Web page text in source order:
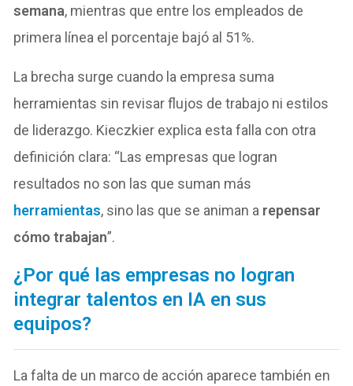
semana, mientras que entre los empleados de
primera línea el porcentaje bajó al 51%.
La brecha surge cuando la empresa suma
herramientas sin revisar flujos de trabajo ni estilos
de liderazgo. Kieczkier explica esta falla con otra
definición clara: “Las empresas que logran
resultados no son las que suman más
herramientas, sino las que se animan a repensar
cómo trabajan”.
¿Por qué las empresas no logran
integrar talentos en IA en sus
equipos?
La falta de un marco de acción aparece también en